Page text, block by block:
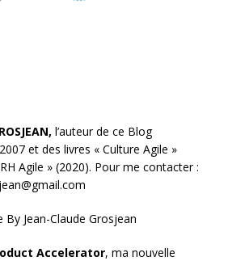
l’auteur de ce Blog
et des livres « Culture Agile »
Agile » (2020). Pour me contacter :
Accelerator, ma nouvelle